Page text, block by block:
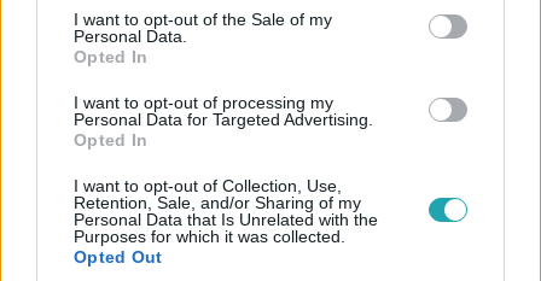
consent section.
I want to opt-out of the Sale of my
Personal Data.
Opted In
I want to opt-out of processing my
Personal Data for Targeted Advertising.
Opted In
I want to opt-out of Collection, Use,
Retention, Sale, and/or Sharing of my
Personal Data that Is Unrelated with the
Purposes for which it was collected.
Opted Out
Fókusz
Istenes Bence 20 méter magasból ugrott le a Fort
Boyard - Az erőd forgatásán
Eszeveszett játékok találhatóak a Fort Boyard - Az erőd